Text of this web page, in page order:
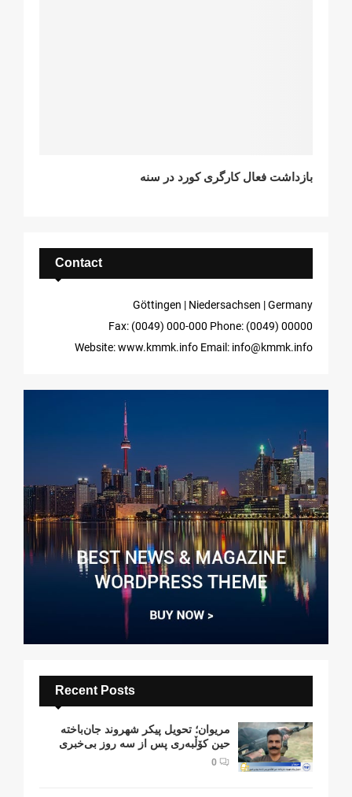
بازداشت فعال کارگری کورد در سنه
Contact
Göttingen | Niedersachsen | Germany
Phone: (0049) 00000
Fax: (0049) 000-000
Email: info@kmmk.info
Website: www.kmmk.info
Recent Posts
مریوان؛ تحویل پیکر شهروند جان‌باخته
حین کۆڵبەری پس از سە روز بی‌خبری
0